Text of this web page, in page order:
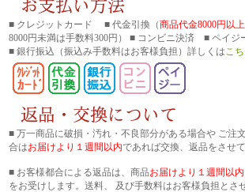
■ クレジットカード ■ 代金引換（商品代金8000円以
8000円未満は手数料300円） ■ コンビニ決済 ■ ペイジ
■ 銀行振込 （振込み手数料はお客様負担）詳しくは こ
■ 万一商品に破損・汚れ・不良部分がある場合や ご注
合はお届けより１週間以内であれば交換、返品をさせて
■ お客様都合による返品は、商品お届けより１週間以内
をお受けします。送料、 及び手数料はお客様負担とさ